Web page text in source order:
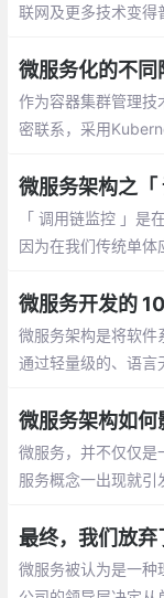
联网及更多技术变得
微服务化的不
作为容器集群管理
密联系，采用
在技术路线上产生分
微服务架构之「
「 调用链监控 」是
因为在我们传统单体
微服务开发的
微服务架构是将软件
通过轻量级的、语言
微服务，并不仅仅是
服务概念一出现就引
大型企业的用例等。
时，开发人员关注的
意义
最终，我们放弃
微服务被认为是一